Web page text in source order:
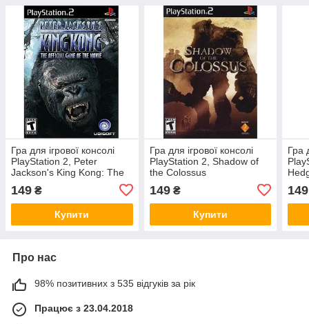
Гра для ігрової консолі
PlayStation 2, Peter
Jackson's King Kong: The
Official Game of the Movie
149 ₴
Купити
Гра для ігрової консолі
PlayStation 2, Shadow of
the Colossus
149₴
Купити
Гра
149
Про нас
98% позитивних з 535 відгуків за рік
Працює з 23.04.2018